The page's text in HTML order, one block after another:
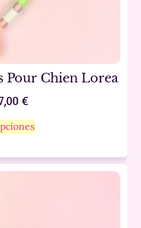
Pour Chien Lorea
€